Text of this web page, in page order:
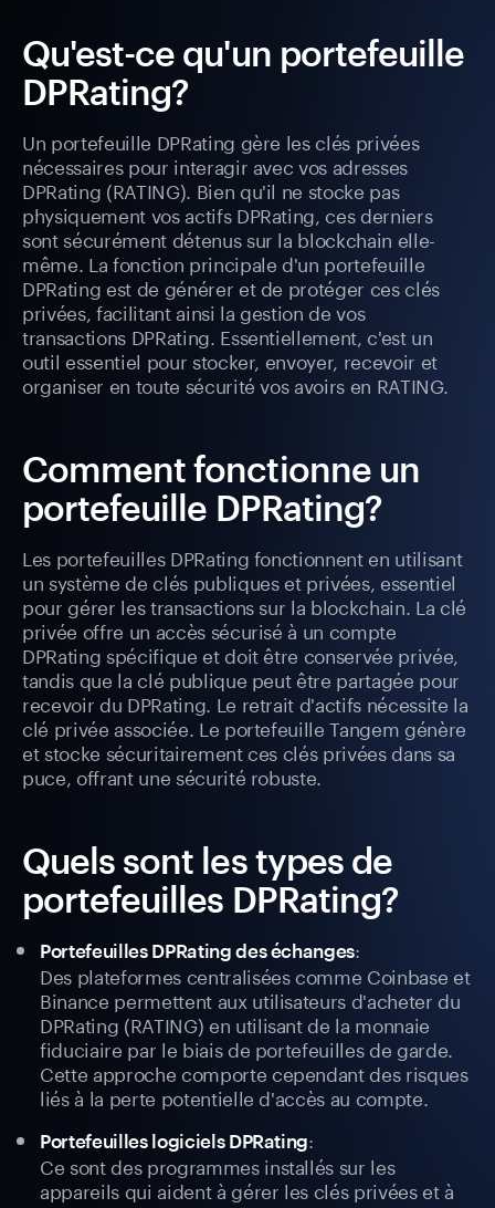
Qu'est-ce qu'un portefeuille
DPRating?
Un portefeuille DPRating gère les clés privées
nécessaires pour interagir avec vos adresses
DPRating (RATING). Bien qu'il ne stocke pas
physiquement vos actifs DPRating, ces derniers
sont sécurément détenus sur la blockchain elle-
même. La fonction principale d'un portefeuille
DPRating est de générer et de protéger ces clés
privées, facilitant ainsi la gestion de vos
transactions DPRating. Essentiellement, c'est un
outil essentiel pour stocker, envoyer, recevoir et
organiser en toute sécurité vos avoirs en RATING.
Comment fonctionne un
portefeuille DPRating?
Les portefeuilles DPRating fonctionnent en utilisant
un système de clés publiques et privées, essentiel
pour gérer les transactions sur la blockchain. La clé
privée offre un accès sécurisé à un compte
DPRating spécifique et doit être conservée privée,
tandis que la clé publique peut être partagée pour
recevoir du DPRating. Le retrait d'actifs nécessite la
clé privée associée. Le portefeuille Tangem génère
et stocke sécuritairement ces clés privées dans sa
puce, offrant une sécurité robuste.
Quels sont les types de
portefeuilles DPRating?
Portefeuilles DPRating des échanges:
Des plateformes centralisées comme Coinbase et
Binance permettent aux utilisateurs d'acheter du
DPRating (RATING) en utilisant de la monnaie
fiduciaire par le biais de portefeuilles de garde.
Cette approche comporte cependant des risques
liés à la perte potentielle d'accès au compte.
Portefeuilles logiciels DPRating:
Ce sont des programmes installés sur les
appareils qui aident à gérer les clés privées et à